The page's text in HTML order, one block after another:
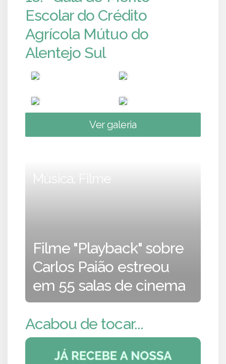
Escolar do Crédito
Agrícola Mútuo do
Alentejo Sul
Ver galeria
Música, Filme
Filme "Playback" sobre
Carlos Paião estreou
em 55 salas de cinema
Acabou de tocar...